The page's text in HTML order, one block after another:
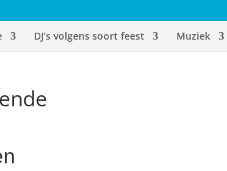
DJ’s volgens soort feest Muziek